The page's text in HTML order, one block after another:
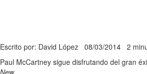
Escrito por: David López 08/03/2014 2
Paul McCartney sigue disfrutando del gran
New,